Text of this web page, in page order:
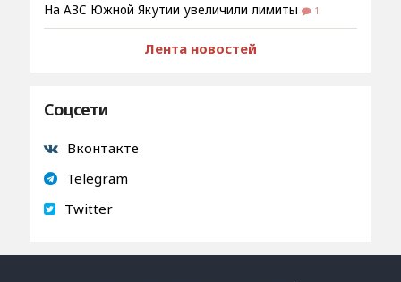
На АЗС Южной Якутии увеличили лимиты 1
Лента новостей
Соцсети
Вконтакте
Telegram
Twitter